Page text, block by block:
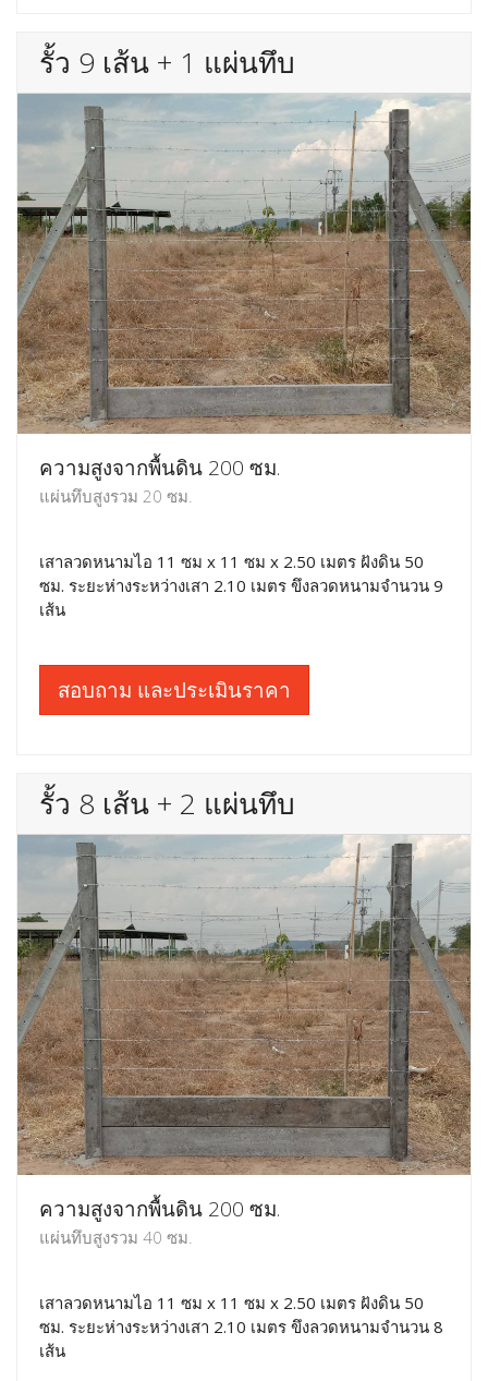
รั้ว 9 เส้น + 1 แผ่นทึบ
ความสูงจากพื้นดิน 200 ซม.
แผ่นทึบสูงรวม 20 ซม.
เสาลวดหนามไอ 11 ซม x 11 ซม x 2.50 เมตร ฝังดิน 50
ซม. ระยะห่างระหว่างเสา 2.10 เมตร ขึงลวดหนามจำนวน 9
เส้น
สอบถาม และประเมินราคา
รั้ว 8 เส้น + 2 แผ่นทึบ
ความสูงจากพื้นดิน 200 ซม.
แผ่นทึบสูงรวม 40 ซม.
เสาลวดหนามไอ 11 ซม x 11 ซม x 2.50 เมตร ฝังดิน 50
ซม. ระยะห่างระหว่างเสา 2.10 เมตร ขึงลวดหนามจำนวน 8
เส้น